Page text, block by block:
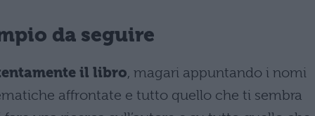
da seguire
il libro, magari appuntando i nomi
affrontate e tutto quello che ti sembra